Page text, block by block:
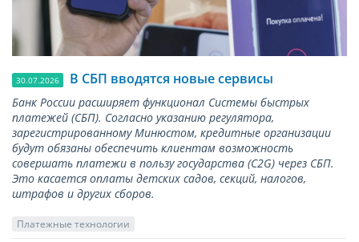
30.07.2026 В СБП вводятся новые сервисы
Банк России расширяет функционал Системы быстрых
платежей (СБП). Согласно указанию регулятора,
зарегистрированному Минюстом, кредитные организации
будут обязаны обеспечить клиентам возможность
совершать платежи в пользу государства (С2G) через СБП.
Это касается оплаты детских садов, секций, налогов,
штрафов и других сборов.
Платежные технологии